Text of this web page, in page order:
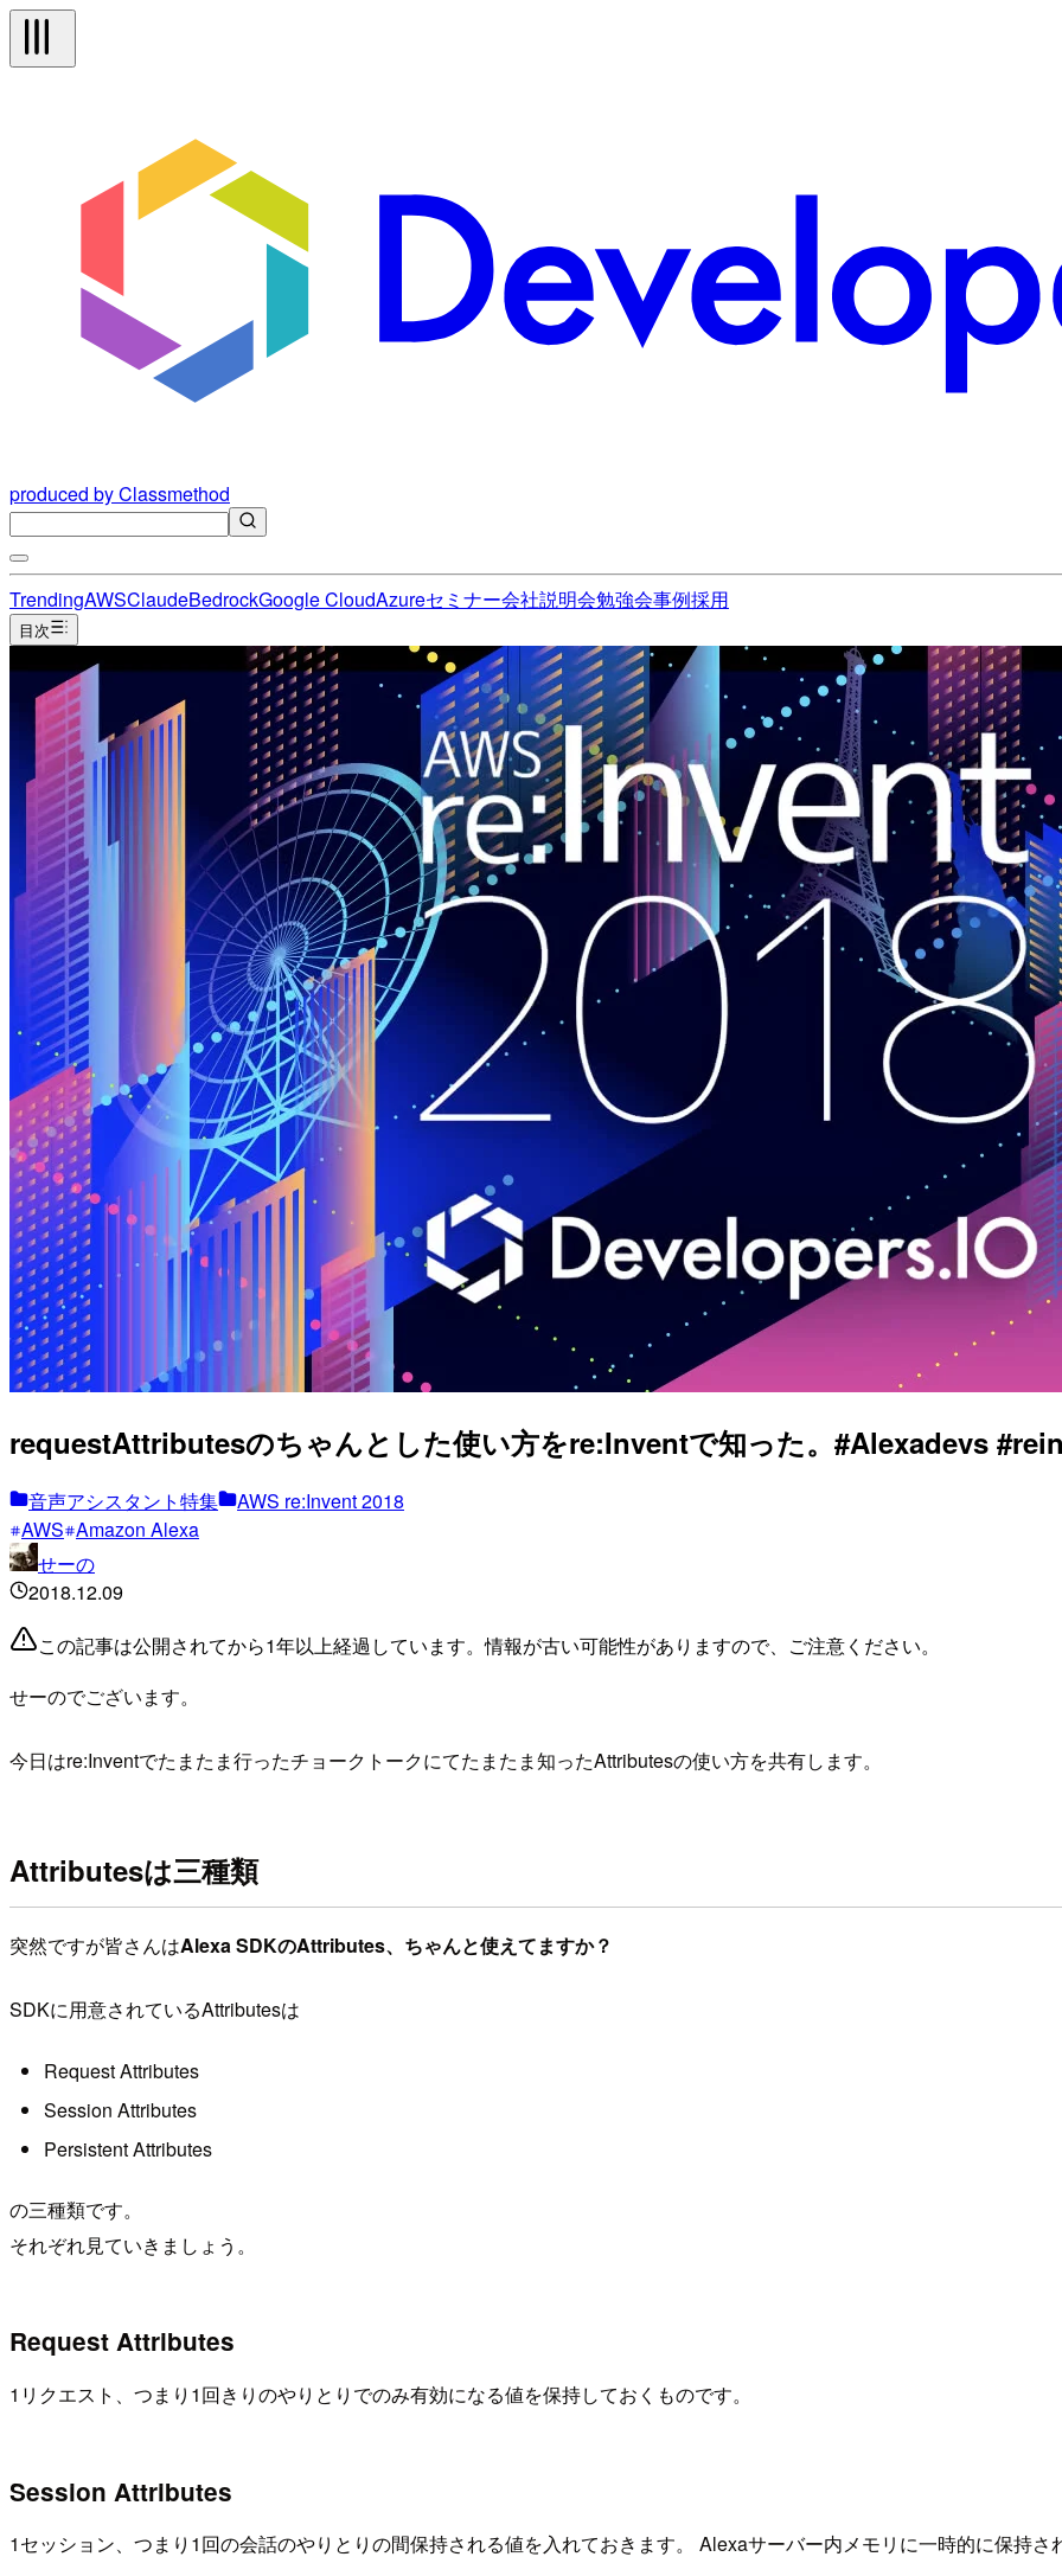
produced by Classmethod
TrendingAWSClaudeBedrockGoogle CloudAzureセミナー会社説明会勉強会事例採用
目次
requestAttributesのちゃんとした使い方をre:Inventで知った。#Alexadevs
音声アシスタント特集
AWS re:Invent 2018
AWS Amazon Alexa
せーの
2018.12.09
この記事は公開されてから1年以上経過しています。情報が古い可能性がありますので、ご注意ください。
せーのでございます。
今日はre:Inventでたまたま行ったチョークトークにてたまたま知ったAttributesの使い方を共有します。
Attributesは三種類
突然ですが皆さんはAlexa SDKのAttributes、ちゃんと使えてますか？
SDKに用意されているAttributesは
Request Attributes
Session Attributes
Persistent Attributes
の三種類です。
それぞれ見ていきましょう。
Request Attributes
1リクエスト、つまり1回きりのやりとりでのみ有効になる値を保持しておくものです。
Session Attributes
1セッション、つまり1回の会話のやりとりの間保持される値を入れておきます。 Alexaサーバー内メモリに一時的に保持さ